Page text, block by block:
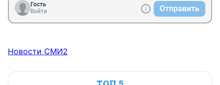
Гость
Войти
Отправить
Новости СМИ2